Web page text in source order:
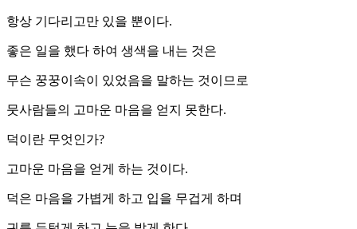
항상 기다리고만 있을 뿐이다.
좋은 일을 했다 하여 생색을 내는 것은
무슨 꿍꿍이속이 있었음을 말하는 것이므로
뭇사람들의 고마운 마음을 얻지 못한다.
덕이란 무엇인가?
고마운 마음을 얻게 하는 것이다.
덕은 마음을 가볍게 하고 입을 무겁게 하며